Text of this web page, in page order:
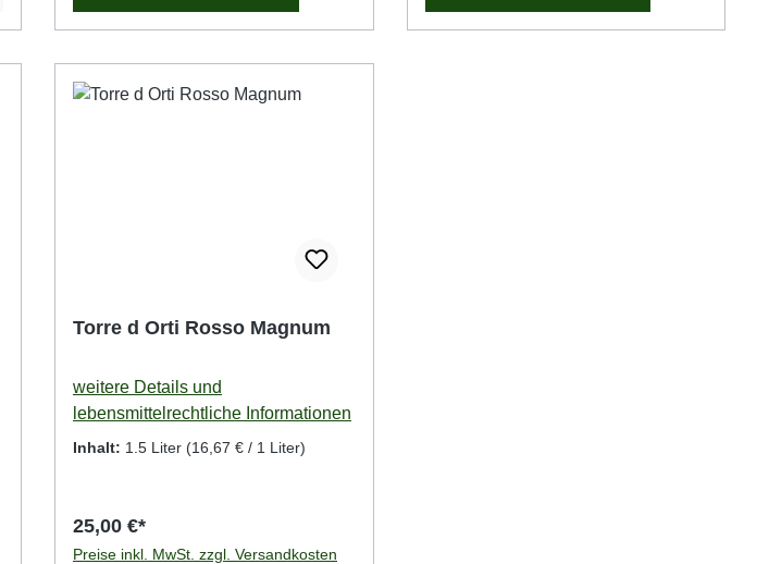
Torre d Orti Rosso Magnum
weitere Details und
lebensmittelrechtliche Informationen
Inhalt: 1.5 Liter (16,67 € / 1 Liter)
25,00 €*
Preise inkl. MwSt. zzgl. Versandkosten